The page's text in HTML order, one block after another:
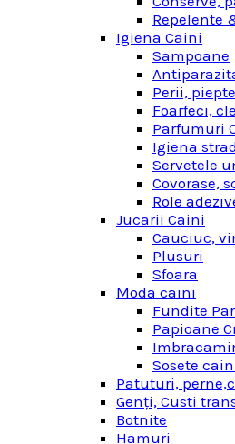
Repelente
Igiena Caini
Sampoane
Perii,
Foarfeci,
Parfumuri
Igiena
Servetele
Covorase,
Role
Jucarii Caini
Cauciuc,
Plusuri
Sfoara
Moda caini
Fundite
Papioane
Sosete
Patuturi,
Genţi, Custi
Botnite
Hamuri